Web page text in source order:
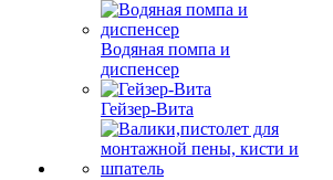
Водяная помпа и
диспенсер
Гейзер-Вита